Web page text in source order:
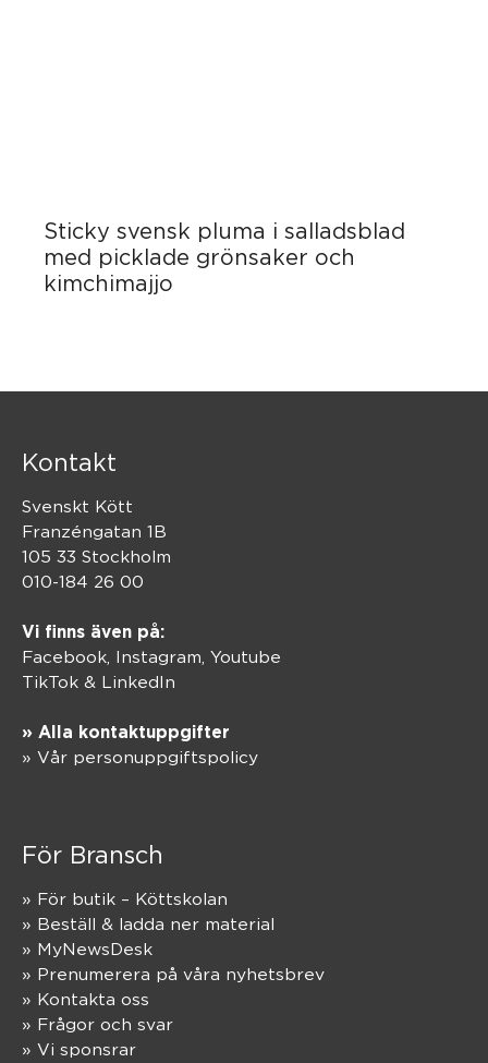
Sticky svensk pluma i salladsblad
med picklade grönsaker och
kimchimajjo
Kontakt
Svenskt Kött
Franzéngatan 1B
105 33 Stockholm
010-184 26 00
Vi finns även på:
Facebook, Instagram Youtube
TikTok & LinkedIn
» Alla kontaktuppgifter
» Vår personuppgiftspolicy
För Bransch
» För butik – Köttskolan
» Beställ & ladda ner material
» MyNewsDesk
» Prenumerera på våra nyhetsbrev
» Kontakta oss
» Frågor och svar
» Vi sponsrar